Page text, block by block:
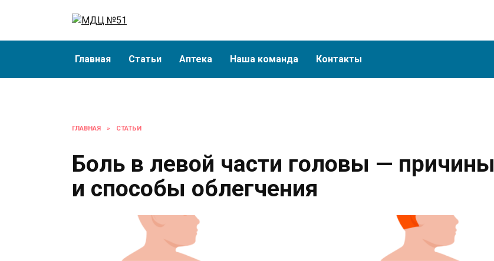
Главная Статьи Аптека Наша команда Контакты
ГЛАВНАЯ » СТАТЬИ
Боль в левой части головы — причины
и способы облегчения